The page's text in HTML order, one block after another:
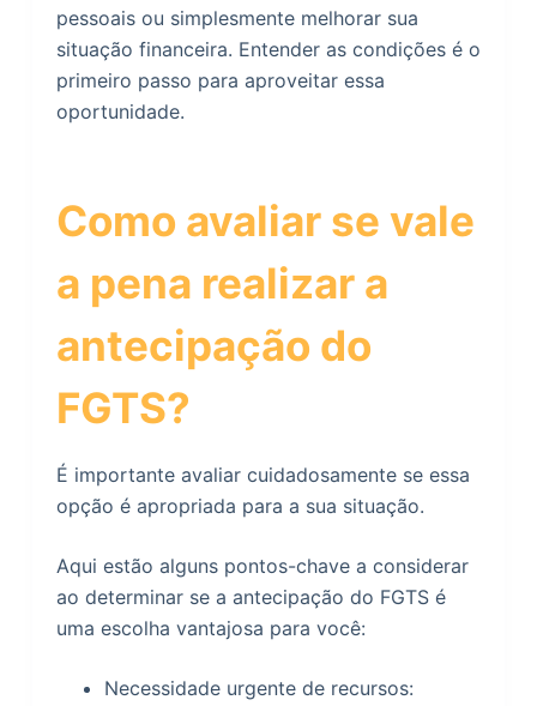
pessoais ou simplesmente melhorar sua
situação financeira. Entender as condições é o
primeiro passo para aproveitar essa
oportunidade.
Como avaliar se vale
a pena realizar a
antecipação do
FGTS?
É importante avaliar cuidadosamente se essa
opção é apropriada para a sua situação.
Aqui estão alguns pontos-chave a considerar
ao determinar se a antecipação do FGTS é
uma escolha vantajosa para você:
Necessidade urgente de recursos: